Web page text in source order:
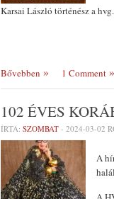
Karsai László történész a
Bővebben 1 Comment
102 ÉVES
ÍRTA: SZOMBAT - 2024-03-02
A